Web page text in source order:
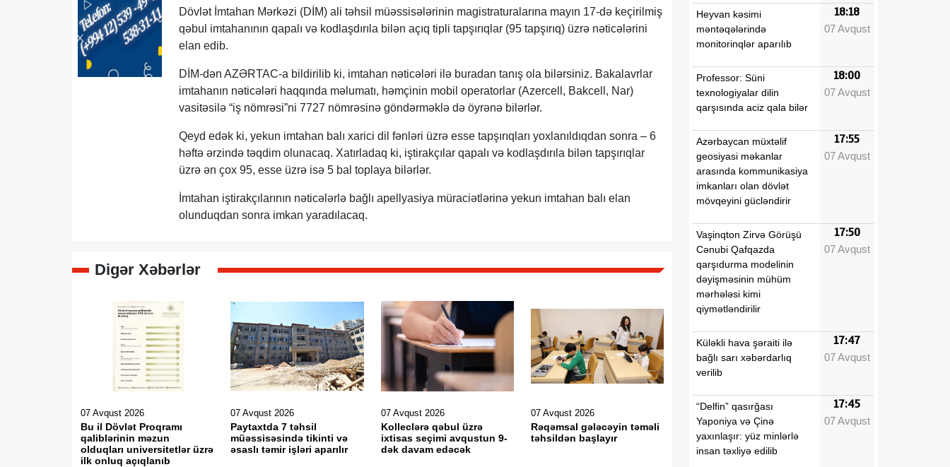
Dövlət İmtahan Mərkəzi (DİM) ali təhsil müəssisələrinin magistraturalarına mayın 17-də keçirilmiş
qəbul imtahanının qapalı və kodlaşdırıla bilən açıq tipli tapşırıqlar (95 tapşırıq) üzrə nəticələrini
elan edib.
DİM-dən AZƏRTAC-a bildirilib ki, imtahan nəticələri ilə buradan tanış ola bilərsiniz. Bakalavrlar
imtahanın nəticələri haqqında məlumatı, həmçinin mobil operatorlar (Azercell, Bakcell, Nar)
vasitəsilə “iş nömrəsi”ni 7727 nömrəsinə göndərməklə də öyrənə bilərlər.
Qeyd edək ki, yekun imtahan balı xarici dil fənləri üzrə esse tapşırıqları yoxlanıldıqdan sonra – 6
həftə ərzində təqdim olunacaq. Xatırladaq ki, iştirakçılar qapalı və kodlaşdırıla bilən tapşırıqlar
üzrə ən çox 95, esse üzrə isə 5 bal toplaya bilərlər.
İmtahan iştirakçılarının nəticələrlə bağlı apellyasiya müraciətlərinə yekun imtahan balı elan
olunduqdan sonra imkan yaradılacaq.
Digər Xəbərlər
07 Avqust 2026
Bu il Dövlət Proqramı
qaliblərinin məzun
olduqları universitetlər üzrə
ilk onluq açıqlanıb
07 Avqust 2026
Paytaxtda 7 təhsil
müəssisəsində tikinti və
əsaslı təmir işləri aparılır
07 Avqust 2026
Kolleclərə qəbul üzrə
ixtisas seçimi avqustun 9-
dək davam edəcək
07 Avqust 2026
Rəqəmsal gələcəyin təməli
təhsildən başlayır
Heyvan kəsimi
məntəqələrində
monitorinqlər aparılıb
18:18
07 Avqust
Professor: Süni
texnologiyalar dilin
qarşısında aciz qala bilər
18:00
07 Avqust
Azərbaycan müxtəlif
geosiyasi məkanlar
arasında kommunikasiya
imkanları olan dövlət
mövqeyini gücləndirir
17:55
07 Avqust
Vaşinqton Zirvə Görüşü
Cənubi Qafqazda
qarşıdurma modelinin
dəyişməsinin mühüm
mərhələsi kimi
qiymətləndirilir
17:50
07 Avqust
Küləkli hava şəraiti ilə
bağlı sarı xəbərdarlıq
verilib
17:47
07 Avqust
“Delfin” qasırğası
Yaponiya və Çinə
yaxınlaşır: yüz minlərlə
insan təxliyə edilib
17:45
07 Avqust